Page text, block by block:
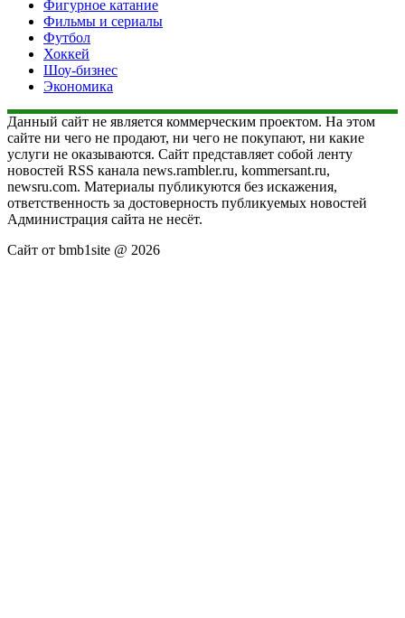
Фигурное катание
Фильмы и сериалы
Футбол
Хоккей
Шоу-бизнес
Экономика
Данный сайт не является коммерческим проектом. На этом
сайте ни чего не продают, ни чего не покупают, ни какие
услуги не оказываются. Сайт представляет собой ленту
новостей RSS канала news.rambler.ru, kommersant.ru,
newsru.com. Материалы публикуются без искажения,
ответственность за достоверность публикуемых новостей
Администрация сайта не несёт.
Сайт от bmb1site @ 2026